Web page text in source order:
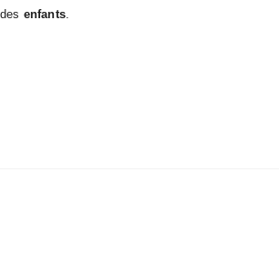
enfants.